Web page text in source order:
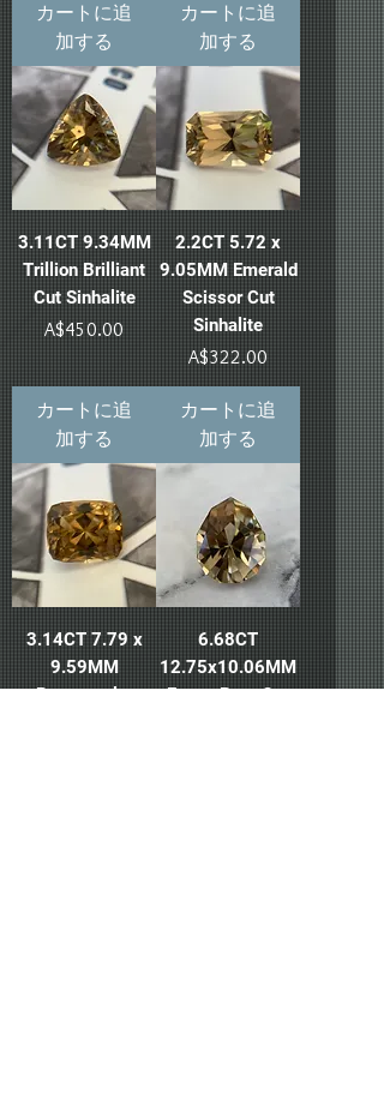
カートに追
加する
カートに追
加する
3.11CT 9.34MM
Trillion Brilliant
Cut Sinhalite
価格
A$450.00
カートに追
加する
2.2CT 5.72 x
9.05MM Emerald
Scissor Cut
Sinhalite
価格
A$322.00
カートに追
加する
3.14CT 7.79 x
9.59MM
Rectangular
6.68CT
12.75x10.06MM
Fancy Pear Cut